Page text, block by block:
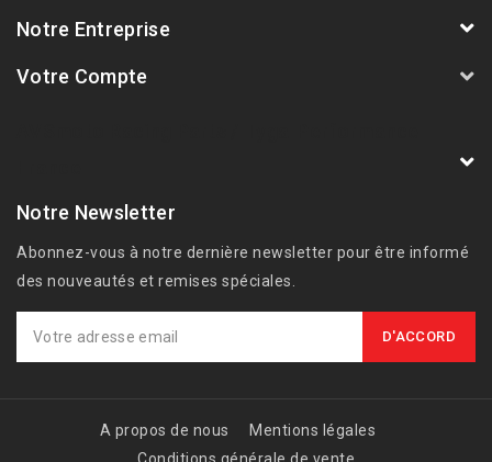
Notre Entreprise
Votre Compte
Notre Newsletter
Abonnez-vous à notre dernière newsletter pour être informé
des nouveautés et remises spéciales.
A propos de nous
Mentions légales